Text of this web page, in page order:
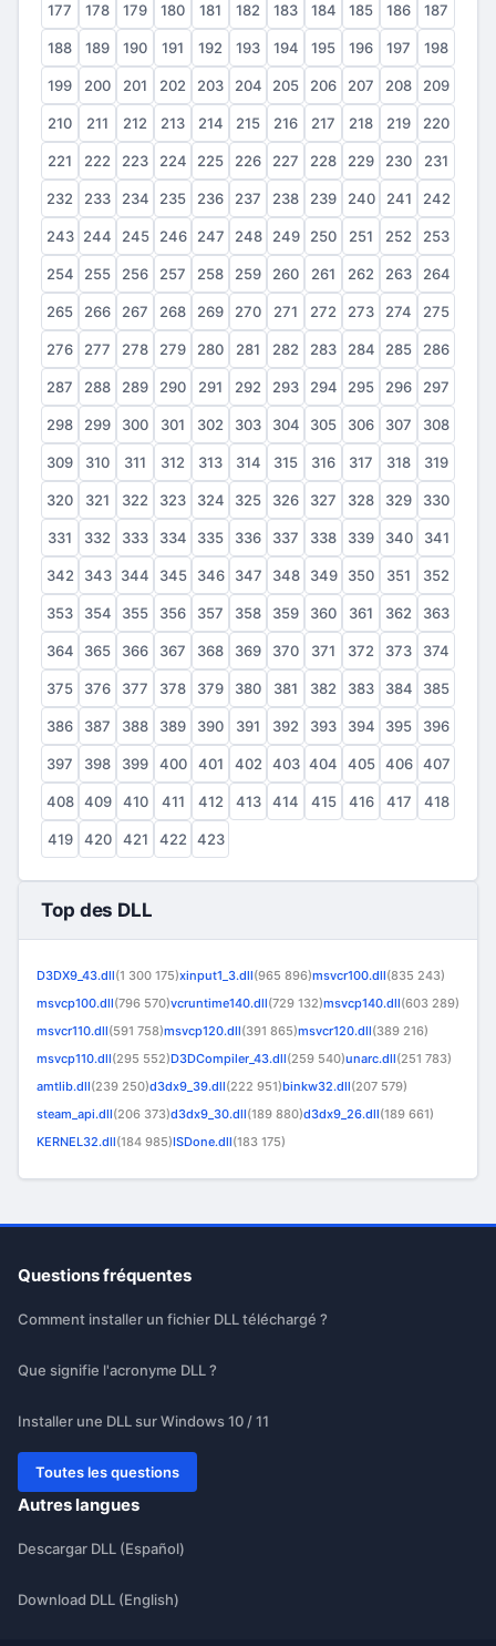
177 178 179 180 181 182 183 184 185 186 187
188 189 190 191 192 193 194 195 196 197 198
199 200 201 202 203 204 205 206 207 208 209
210 211 212 213 214 215 216 217 218 219 220
221 222 223 224 225 226 227 228 229 230 231
232 233 234 235 236 237 238 239 240 241 242
243 244 245 246 247 248 249 250 251 252 253
254 255 256 257 258 259 260 261 262 263 264
265 266 267 268 269 270 271 272 273 274 275
276 277 278 279 280 281 282 283 284 285 286
287 288 289 290 291 292 293 294 295 296 297
298 299 300 301 302 303 304 305 306 307 308
309 310 311 312 313 314 315 316 317 318 319
320 321 322 323 324 325 326 327 328 329 330
331 332 333 334 335 336 337 338 339 340 341
342 343 344 345 346 347 348 349 350 351 352
353 354 355 356 357 358 359 360 361 362 363
364 365 366 367 368 369 370 371 372 373 374
375 376 377 378 379 380 381 382 383 384 385
386 387 388 389 390 391 392 393 394 395 396
397 398 399 400 401 402 403 404 405 406 407
408 409 410 411 412 413 414 415 416 417 418
419 420 421 422 423
Top des DLL
D3DX9_43.dll(1 300 175)xinput1_3.dll(965 896)msvcr100.dll(835 243)
msvcp100.dll(796 570)vcruntime140.dll(729 132)msvcp140.dll(603 289)
msvcr110.dll(591 758)msvcp120.dll(391 865)msvcr120.dll(389 216)
msvcp110.dll(295 552)D3DCompiler_43.dll(259 540)unarc.dll(251 783)
amtlib.dll(239 250)d3dx9_39.dll(222 951)binkw32.dll(207 579)
steam_api.dll(206 373)d3dx9_30.dll(189 880)d3dx9_26.dll(189 661)
KERNEL32.dll(184 985)ISDone.dll(183 175)
Questions fréquentes
Comment installer un fichier DLL téléchargé ?
Que signifie l'acronyme DLL ?
Installer une DLL sur Windows 10 / 11
Toutes les questions
Autres langues
Descargar DLL (Español)
Download DLL (English)